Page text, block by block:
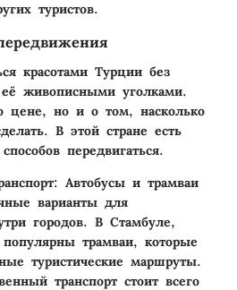
туристов.
красотами Турции без
живописными уголками.
цене, но и о том, насколько
В этой стране есть
передвигаться.
: Автобусы и трамваи
варианты для
городов. В Стамбуле,
трамваи, которые
туристические маршруты.
транспорт стоит всего